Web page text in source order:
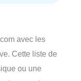
avec les
Cette liste de
ou une